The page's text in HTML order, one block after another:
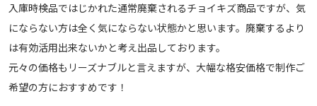
入庫時検品ではじかれた通常廃棄されるチョイキズ商品ですが、気
にならない方は全く気にならない状態かと思います。廃棄するより
は有効活用出来ないかと考え出品しております。
元々の価格もリーズナブルと言えますが、大幅な格安価格で制作ご
希望の方におすすめです！